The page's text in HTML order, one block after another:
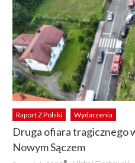
Raport Z Polski Wydarzenia
Druga ofiara tragicznego
Nowym Sączem
Author